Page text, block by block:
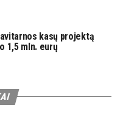
kasų projektą
1,5 mln. eurų